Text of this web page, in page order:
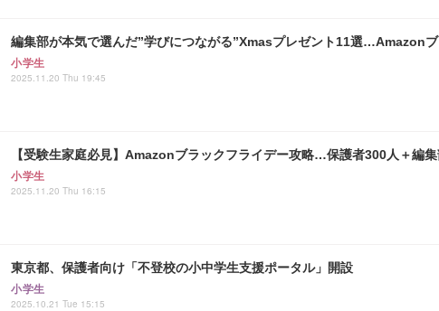
編集部が本気で選んだ”学びにつながる”Xmasプレゼント11選…Amazon
小学生
2025.11.20 Thu 19:45
【受験生家庭必見】Amazonブラックフライデー攻略…保護者300人＋編
小学生
2025.11.20 Thu 16:15
東京都、保護者向け「不登校の小中学生支援ポータル」開設
小学生
2025.10.21 Tue 15:15